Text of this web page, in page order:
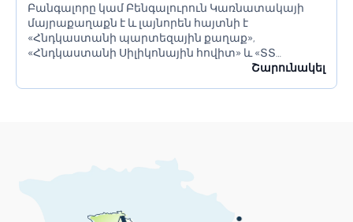
Բանգալորը կամ Բենգալուրուն Կառնատակայի
մայրաքաղաքն է և լայնորեն հայտնի է
«Հնդկաստանի պարտեզային քաղաք»,
«Հնդկաստանի Սիլիկոնային հովիտ» և «ՏՏ
կենտրոն» անուններով։ Այն ունի հսկայականՇարունակել